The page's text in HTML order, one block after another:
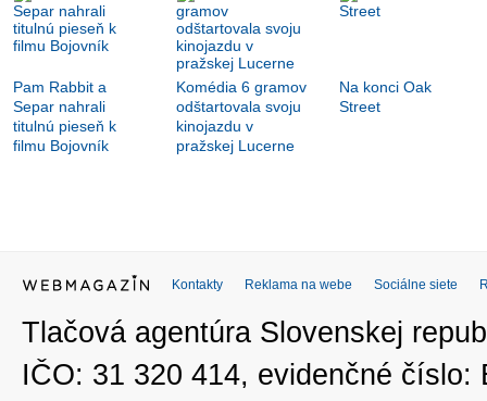
Pam Rabbit a
Separ nahrali
titulnú pieseň k
filmu Bojovník
Komédia 6 gramov
odštartovala svoju
kinojazdu v
pražskej Lucerne
Na konci Oak
Street
Kontakty Reklama na webe Sociálne siete
Tlačová agentúra Slovenskej
IČO: 31 320 414, evidenčné číslo: